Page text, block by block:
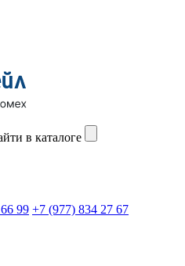
в каталоге
99 +7 (977) 834 27 67